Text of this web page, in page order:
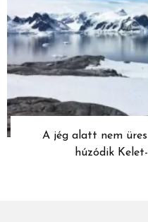
A jég alatt nem
húzódik